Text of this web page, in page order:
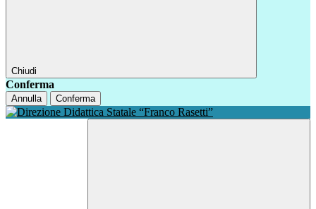
Chiudi
Conferma
Annulla Conferma